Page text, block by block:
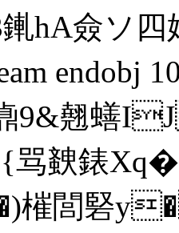
hA僉ソ
endobj
翹蟮
骂螤錶
閭硻